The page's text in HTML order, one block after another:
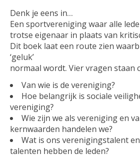
Denk je eens in…
Een sportvereniging waar alle
trotse eigenaar in plaats van
Dit boek laat een route zien
‘geluk’
normaal wordt. Vier vragen staan
Van wie is de vereniging?
Hoe belangrijk is sociale
vereniging?
Wie zijn we als vereniging en
kernwaarden handelen we?
Wat is ons verenigingstalent
talenten hebben de leden?